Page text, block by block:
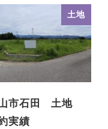
土地
市石田 土地
実績